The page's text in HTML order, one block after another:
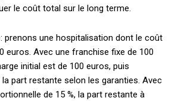
le coût total sur le long terme.
prenons une hospitalisation dont le coût
euros. Avec une franchise fixe de 100
initial est de 100 euros, puis
la part restante selon les garanties. Avec
de 15 %, la part restante à